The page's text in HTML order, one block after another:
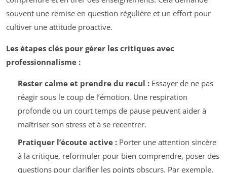
souvent une remise en question régulière et un effort pour
cultiver une attitude proactive.
Les étapes clés pour gérer les critiques avec
professionnalisme :
Rester calme et prendre du recul :Essayer de ne pas
réagir sous le coup de l’émotion. Une respiration
profonde ou un court temps de pause peuvent aider à
maîtriser son stress et à se recentrer.
Pratiquer l’écoute active :Porter une attention sincère
à la critique, reformuler pour bien comprendre, poser des
questions pour clarifier les points obscurs. Par exemple,